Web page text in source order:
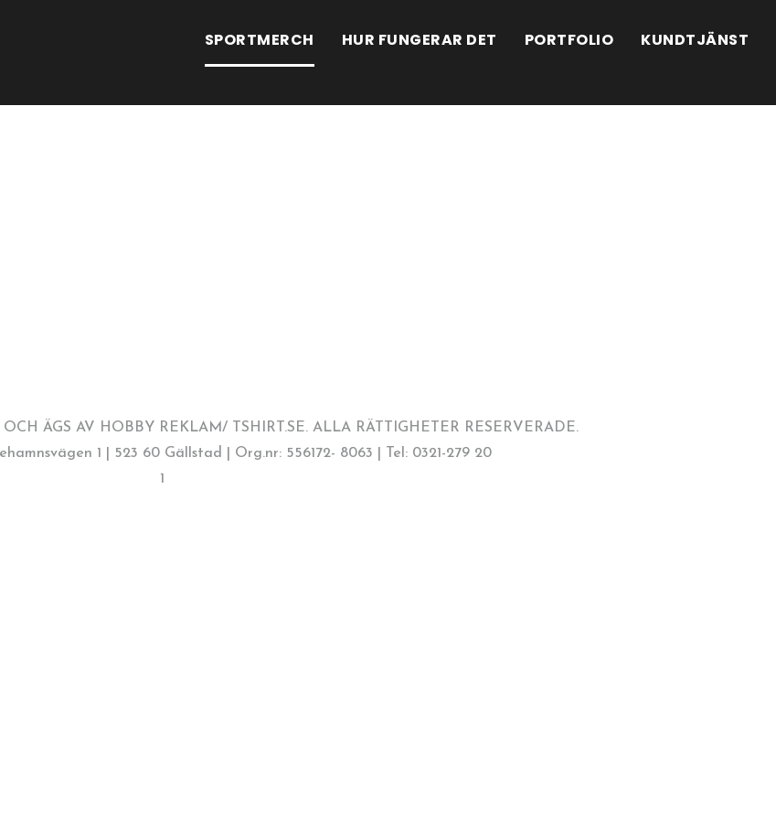
SPORTMERCH HUR FUNGERAR DET PORTFOLIO KUNDTJÄNST
ÄGS AV HOBBY REKLAM/ TSHIRT.SE. ALLA RÄTTIGHETER RESERVERADE.
1 | 523 60 Gällstad | Org.nr: 556172- 8063 | Tel: 0321-279 20
1